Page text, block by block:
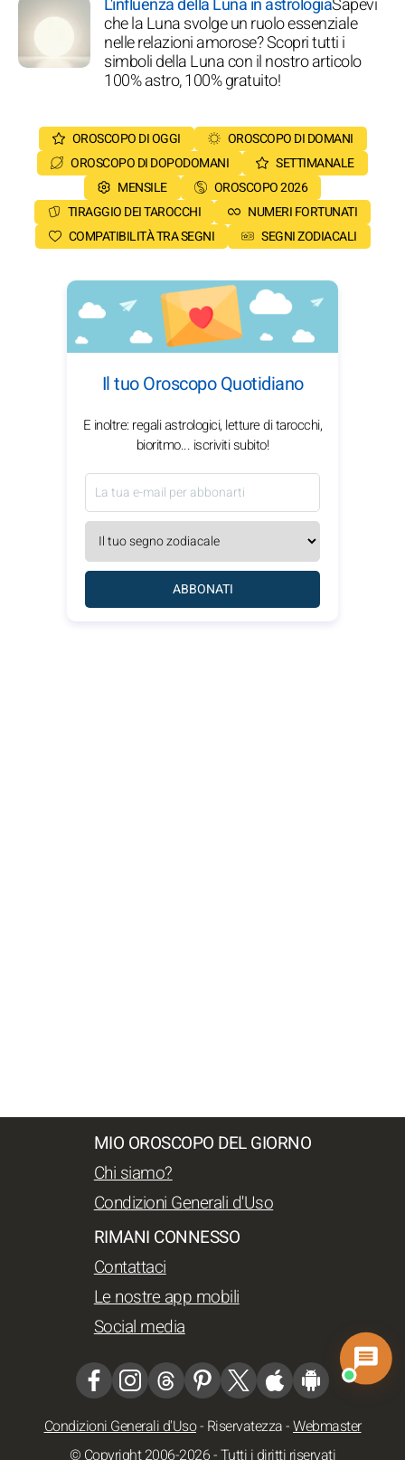
che la Luna svolge un ruolo essenziale
nelle relazioni amorose? Scopri tutti i
simboli della Luna con il nostro articolo
100% astro, 100% gratuito!
OROSCOPO DI OGGI
OROSCOPO DI DOMANI
OROSCOPO DI DOPODOMANI
SETTIMANALE
MENSILE
OROSCOPO 2026
TIRAGGIO DEI TAROCCHI
NUMERI FORTUNATI
COMPATIBILITÀ TRA SEGNI
SEGNI ZODIACALI
Il tuo Oroscopo Quotidiano
E inoltre: regali astrologici, letture di tarocchi,
bioritmo... iscriviti subito!
ABBONATI
MIO OROSCOPO DEL GIORNO
Chi siamo?
Condizioni Generali d'Uso
RIMANI CONNESSO
Contattaci
Le nostre app mobili
Social media
Condizioni Generali d'Uso- Riservatezza-Webmaster
© Copyright 2006-2026 - Tutti i diritti riservati